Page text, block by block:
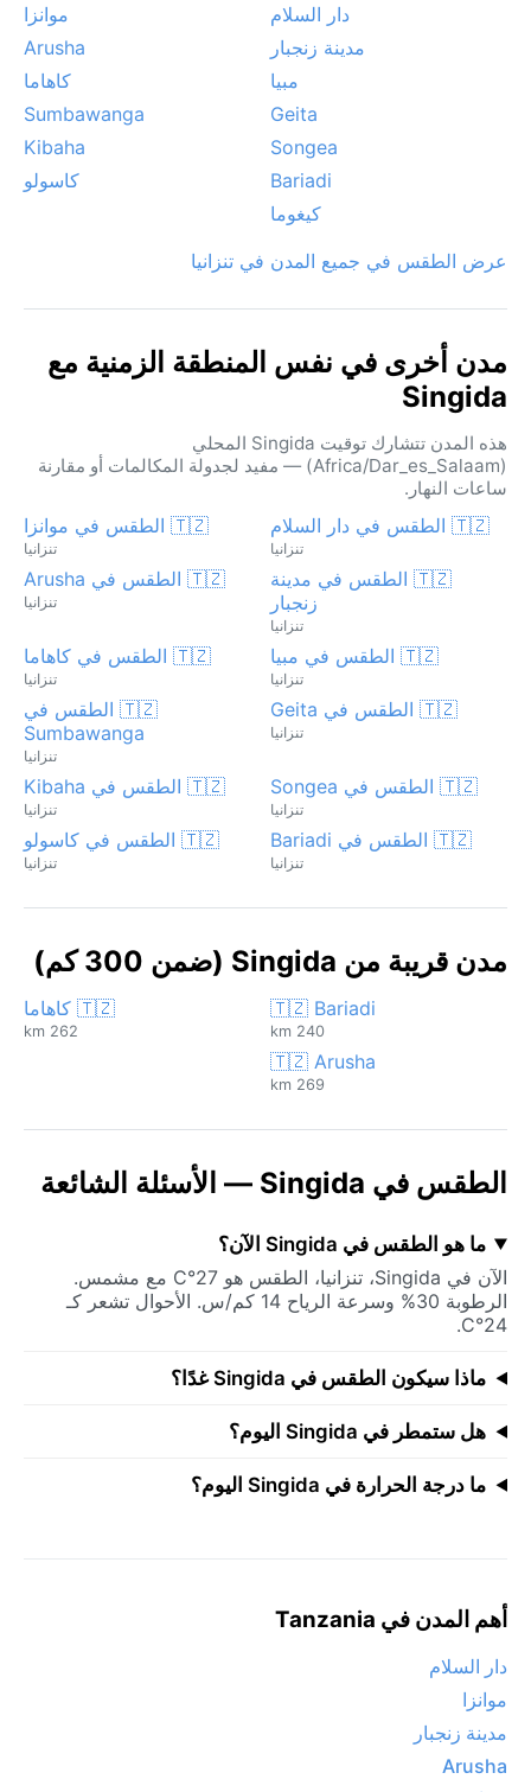
دار السلام
موانزا
مدينة زنجبار
Arusha
مبيا
كاهاما
Geita
Sumbawanga
Songea
Kibaha
Bariadi
كاسولو
كيغوما
عرض الطقس في جميع المدن في تنزانيا
مدن أخرى في نفس المنطقة الزمنية مع
Singida
هذه المدن تتشارك توقيت Singida المحلي
(Africa/Dar_es_Salaam) — مفيد لجدولة المكالمات أو مقارنة
ساعات النهار.
🇹🇿 الطقس في دار السلام
تنزانيا
🇹🇿 الطقس في موانزا
تنزانيا
🇹🇿 الطقس في مدينة
زنجبار
تنزانيا
🇹🇿 الطقس في Arusha
تنزانيا
🇹🇿 الطقس في مبيا
تنزانيا
🇹🇿 الطقس في كاهاما
تنزانيا
🇹🇿 الطقس في Geita
تنزانيا
🇹🇿 الطقس في
Sumbawanga
تنزانيا
🇹🇿 الطقس في Songea
تنزانيا
🇹🇿 الطقس في Kibaha
تنزانيا
🇹🇿 الطقس في Bariadi
تنزانيا
🇹🇿 الطقس في كاسولو
تنزانيا
مدن قريبة من Singida (ضمن 300 كم)
🇹🇿 Bariadi
240 km
🇹🇿 كاهاما
262 km
🇹🇿 Arusha
269 km
الطقس في Singida — الأسئلة الشائعة
ما هو الطقس في Singida الآن؟
الآن في Singida، تنزانيا، الطقس هو 27°C مع مشمس.
الرطوبة 30% وسرعة الرياح 14 كم/س. الأحوال تشعر كـ
24°C.
ماذا سيكون الطقس في Singida غدًا؟
هل ستمطر في Singida اليوم؟
ما درجة الحرارة في Singida اليوم؟
أهم المدن في Tanzania
دار السلام
موانزا
مدينة زنجبار
Arusha